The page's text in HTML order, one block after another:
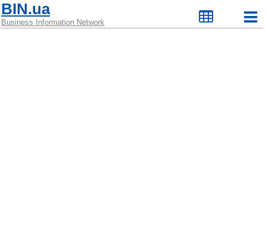
BIN.ua
Business Information Network